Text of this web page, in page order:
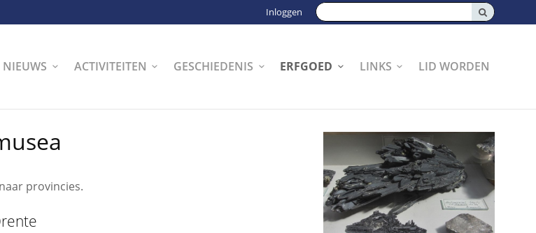
Zoeken:
Inloggen
NIEUWS ACTIVITEITEN GESCHIEDENIS ERFGOED LINKS LID WORDEN
provincies.